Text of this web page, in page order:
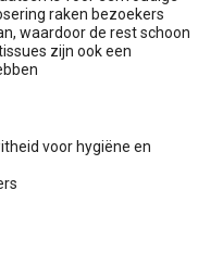
raken bezoekers
waardoor de rest schoon
zijn ook een
voor hygiëne en